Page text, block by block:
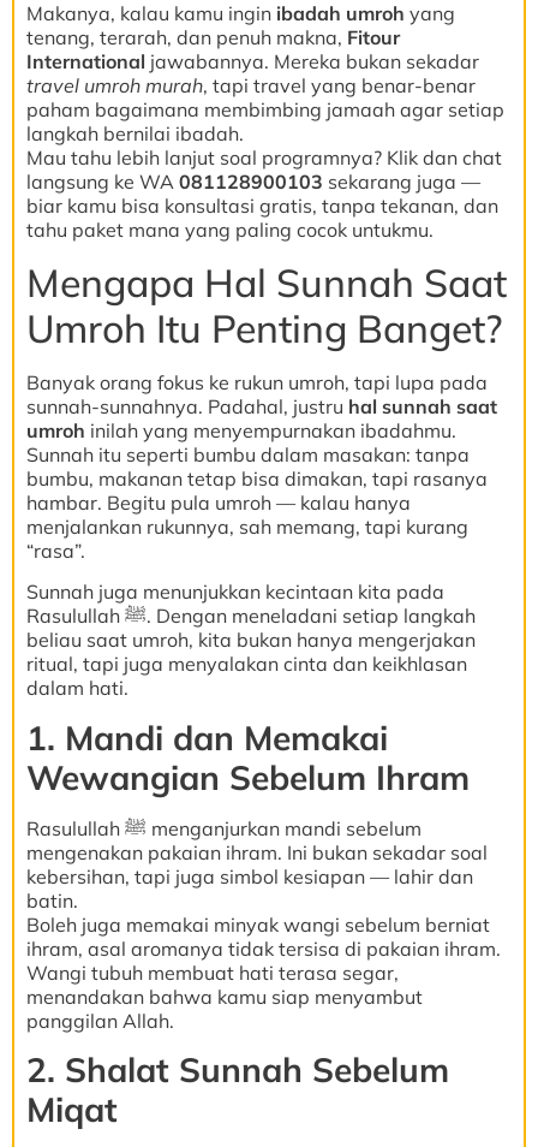
Makanya, kalau kamu ingin ibadah umroh yang
tenang, terarah, dan penuh makna, Fitour
International jawabannya. Mereka bukan sekadar
travel umroh murah, tapi travel yang benar-benar
paham bagaimana membimbing jamaah agar setiap
langkah bernilai ibadah.
Mau tahu lebih lanjut soal programnya? Klik dan chat
langsung ke WA 081128900103 sekarang juga —
biar kamu bisa konsultasi gratis, tanpa tekanan, dan
tahu paket mana yang paling cocok untukmu.
Mengapa Hal Sunnah Saat
Umroh Itu Penting Banget?
Banyak orang fokus ke rukun umroh, tapi lupa pada
sunnah-sunnahnya. Padahal, justru hal sunnah saat
umroh inilah yang menyempurnakan ibadahmu.
Sunnah itu seperti bumbu dalam masakan: tanpa
bumbu, makanan tetap bisa dimakan, tapi rasanya
hambar. Begitu pula umroh — kalau hanya
menjalankan rukunnya, sah memang, tapi kurang
“rasa”.
Sunnah juga menunjukkan kecintaan kita pada
Rasulullah ﷺ. Dengan meneladani setiap langkah
beliau saat umroh, kita bukan hanya mengerjakan
ritual, tapi juga menyalakan cinta dan keikhlasan
dalam hati.
1. Mandi dan Memakai
Wewangian Sebelum Ihram
Rasulullah ﷺ menganjurkan mandi sebelum
mengenakan pakaian ihram. Ini bukan sekadar soal
kebersihan, tapi juga simbol kesiapan — lahir dan
batin.
Boleh juga memakai minyak wangi sebelum berniat
ihram, asal aromanya tidak tersisa di pakaian ihram.
Wangi tubuh membuat hati terasa segar,
menandakan bahwa kamu siap menyambut
panggilan Allah.
2. Shalat Sunnah Sebelum
Miqat